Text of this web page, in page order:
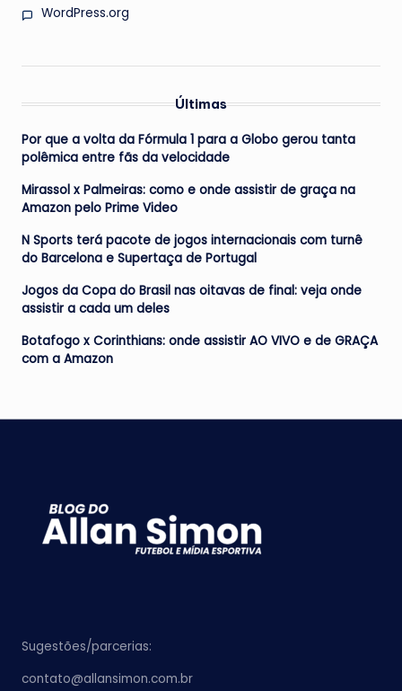
WordPress.org
Últimas
Por que a volta da Fórmula 1 para a Globo gerou tanta
polêmica entre fãs da velocidade
Mirassol x Palmeiras: como e onde assistir de graça na
Amazon pelo Prime Video
N Sports terá pacote de jogos internacionais com turnê
do Barcelona e Supertaça de Portugal
Jogos da Copa do Brasil nas oitavas de final: veja onde
assistir a cada um deles
Botafogo x Corinthians: onde assistir AO VIVO e de GRAÇA
com a Amazon
Sugestões/parcerias:
contato@allansimon.com.br